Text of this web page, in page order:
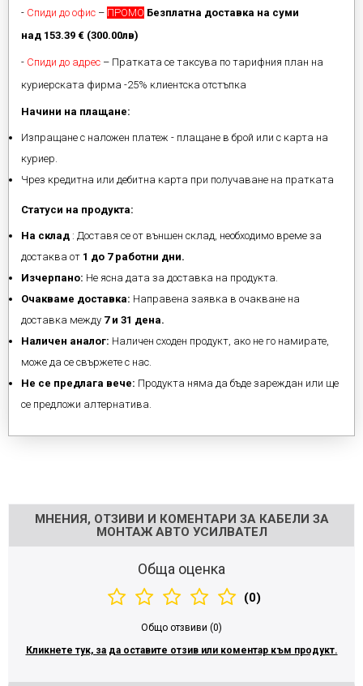
- Спиди до офис – ПРОМО Безплатна доставка на суми
над 153.39 € (300.00лв)
- Спиди до адрес – Пратката се таксува по тарифния план на
куриерската фирма -25% клиентска отстъпка
Начини на плащане:
Изпращане с наложен платеж - плащане в брой или с карта на
куриер.
Чрез кредитна или дебитна карта при получаване на пратката
Статуси на продукта:
На склад : Доставя се от външен склад, необходимо време за
достаква от 1 до 7 работни дни.
Изчерпано: Не ясна дата за доставка на продукта.
Очакваме доставка: Направена заявка в очакване на
доставка между 7 и 31 дена.
Наличен аналог: Наличен сходен продукт, ако не го намирате,
може да се свържете с нас.
Не се предлага вече: Продукта няма да бъде зареждан или ще
се предложи алтернатива.
МНЕНИЯ, ОТЗИВИ И КОМЕНТАРИ ЗА КАБЕЛИ ЗА
МОНТАЖ АВТО УСИЛВАТЕЛ
Обща оценка
(0)
Общо отзвиви (0)
Кликнете тук, за да оставите отзив или коментар към продукт.